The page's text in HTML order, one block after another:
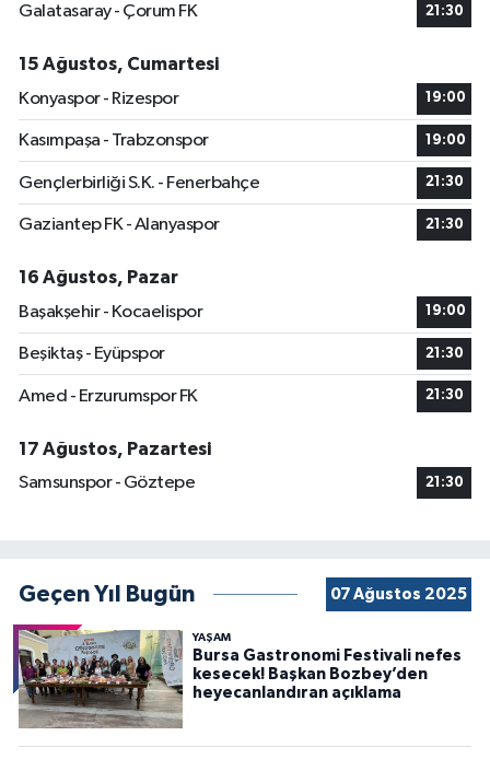
Galatasaray - Çorum FK 21:30
15 Ağustos, Cumartesi
Konyaspor - Rizespor
19:00
Kasımpaşa - Trabzonspor 19:00
Gençlerbirliği S.K. - Fenerbahçe 21:30
Gaziantep FK - Alanyaspor 21:30
16 Ağustos, Pazar
Başakşehir - Kocaelispor
19:00
Beşiktaş - Eyüpspor 21:30
Amed - Erzurumspor FK 21:30
17 Ağustos, Pazartesi
Samsunspor - Göztepe
21:30
Geçen Yıl Bugün 07 Ağustos 2025
YAŞAM
Bursa Gastronomi Festivali nefes
kesecek! Başkan Bozbey’den
heyecanlandıran açıklama